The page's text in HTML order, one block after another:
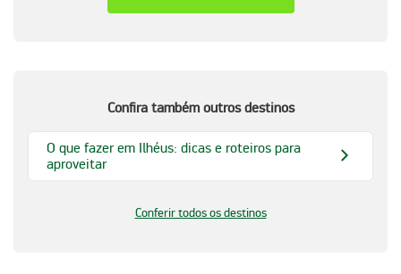
Confira também outros destinos
O que fazer em Ilhéus: dicas e roteiros para
aproveitar
Conferir todos os destinos